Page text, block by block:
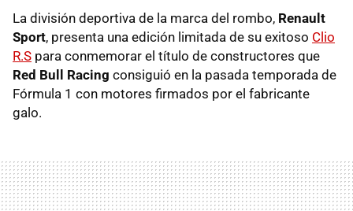
La división deportiva de la marca del rombo, Renault
Sport, presenta una edición limitada de su exitoso Clio
R.S para conmemorar el título de constructores que
Red Bull Racing consiguió en la pasada temporada de
Fórmula 1 con motores firmados por el fabricante
galo.